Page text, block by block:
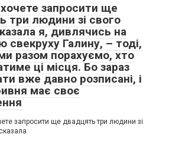
запросити ще
три людини зі свого
я, дивлячись на
свекруху Галину, – тоді,
разом порахуємо, хто
ці місця. Бо зараз
вже давно розписані, і
має своє
запросити ще двадцять три людини зі